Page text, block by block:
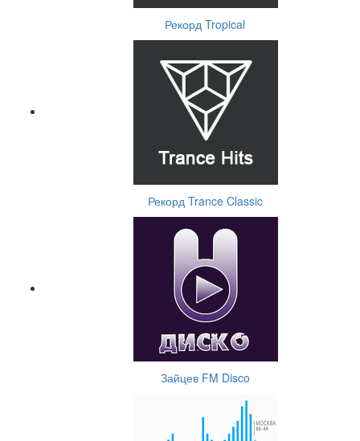
Рекорд Tropical
Рекорд Trance Classic
Зайцев FM Disco